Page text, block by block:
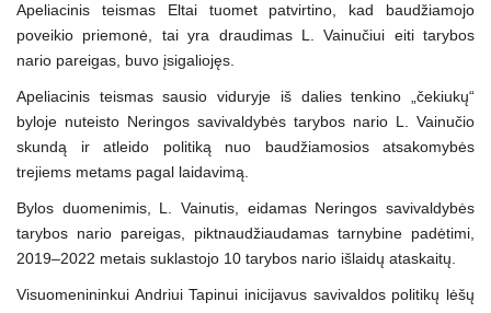
Apeliacinis teismas Eltai tuomet patvirtino, kad baudžiamojo
poveikio priemonė, tai yra draudimas L. Vainučiui eiti tarybos
nario pareigas, buvo įsigaliojęs.
Apeliacinis teismas sausio viduryje iš dalies tenkino „čekiukų“
byloje nuteisto Neringos savivaldybės tarybos nario L. Vainučio
skundą ir atleido politiką nuo baudžiamosios atsakomybės
trejiems metams pagal laidavimą.
Bylos duomenimis, L. Vainutis, eidamas Neringos savivaldybės
tarybos nario pareigas, piktnaudžiaudamas tarnybine padėtimi,
2019–2022 metais suklastojo 10 tarybos nario išlaidų ataskaitų.
Visuomenininkui Andriui Tapinui inicijavus savivaldos politikų lėšų